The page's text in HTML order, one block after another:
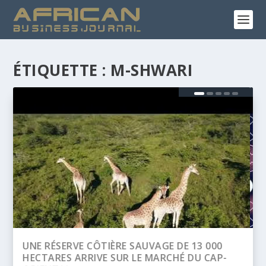
ÉTIQUETTE : M-SHWARI
BANQUE AFRICAINE DE DÉVELOPPEMENT
(BAD) – ASSEMBLÉE ANNUELLES 2026 :